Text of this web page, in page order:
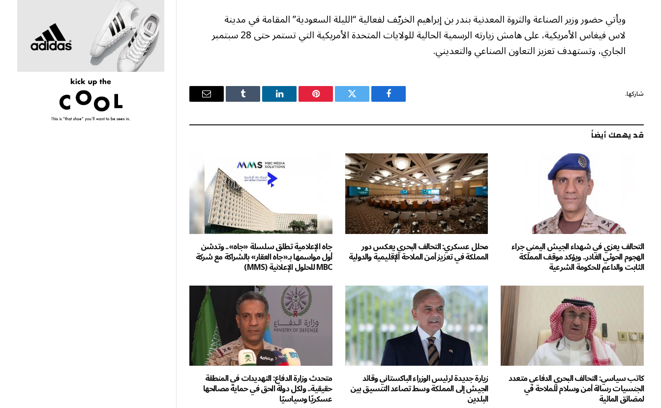
ويأتي حضور وزير الصناعة والثروة المعدنية بندر بن إبراهيم الخريّف لفعالية “الليلة السعودية” المقامة في مدينة
لاس فيغاس الأمريكية، على هامش زيارته الرسمية الحالية للولايات المتحدة الأمريكية التي تستمر حتى 28 سبتمبر
الجاري، وتستهدف تعزيز التعاون الصناعي والتعديني.
شاركها.
فيسبوك تويتر بينتيريستلينكدإن Tumblr
البريد
قد يهمك أيضاً
التحالف يعزي في شهداء الجيش اليمني جراء
الهجوم الحوثي الغادر.. ويؤكد موقف المملكة
الثابت والداعم للحكومة الشرعية
محلل عسكري: التحالف البحري يعكس دور
المملكة في تعزيز أمن الملاحة الإقليمية والدولية
جاه الإعلامية تطلق سلسلة «جاه».. وتدشن
أول مواسمها بـ«جاه العقار» بالشراكة مع شركة
MBC للحلول الإعلانية (MMS)
كاتب سياسي: التحالف البحري الدفاعي متعدد
الجنسيات رسالة أمن وسلام للملاحة في
لمضائق المائية
زيارة جديدة لرئيس الوزراء الباكستاني وقائد
الجيش إلى المملكة وسط تصاعد التنسيق بين
البلدين
متحدث وزارة الدفاع: التهديدات في المنطقة
حقيقية.. ولكل دولة الحق في حماية مصالحها
عسكريًا وسياسيًا